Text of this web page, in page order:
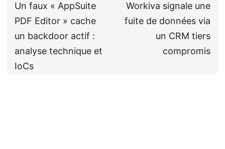
Un faux « AppSuite
PDF Editor » cache
un backdoor actif :
analyse technique et
IoCs
Workiva signale une
fuite de données via
un CRM tiers
compromis